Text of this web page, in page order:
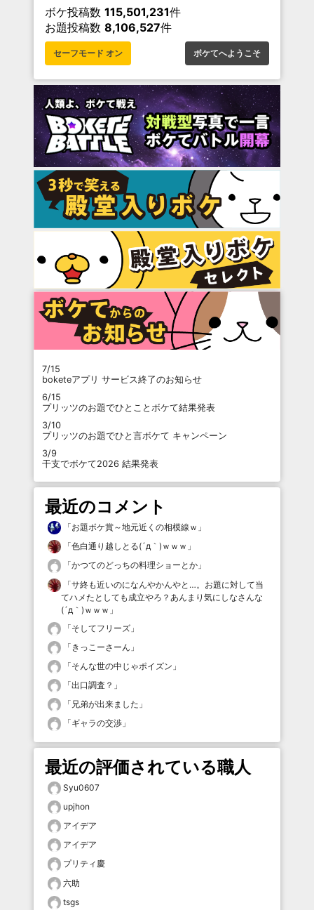
ボケ投稿数 115,501,231件
お題投稿数 8,106,527件
セーフモード オン ボケてへようこそ
7/15
boketeアプリ サービス終了のお知らせ
6/15
プリッツのお題でひとことボケて結果発表
3/10
プリッツのお題でひと言ボケて キャンペーン
3/9
干支でボケて2026 結果発表
最近のコメント
「お題ボケ賞～地元近くの相模線ｗ 」
「色白通り越しとる(´д｀)ｗｗｗ 」
「かつてのどっちの料理ショーとか 」
「サ終も近いのになんやかんやと…。お題に対して当
てハメたとしても成立やろ？あんまり気にしなさんな
(´д｀)ｗｗｗ 」
「そしてフリーズ 」
「 きっこーさーん 」
「そんな世の中じゃポイズン 」
「出口調査？ 」
「 兄弟が出来ました 」
「ギャラの交渉 」
最近の評価されている職人
Syu0607
upjhon
アイデア
アイデア
プリティ慶
六助
tsgs